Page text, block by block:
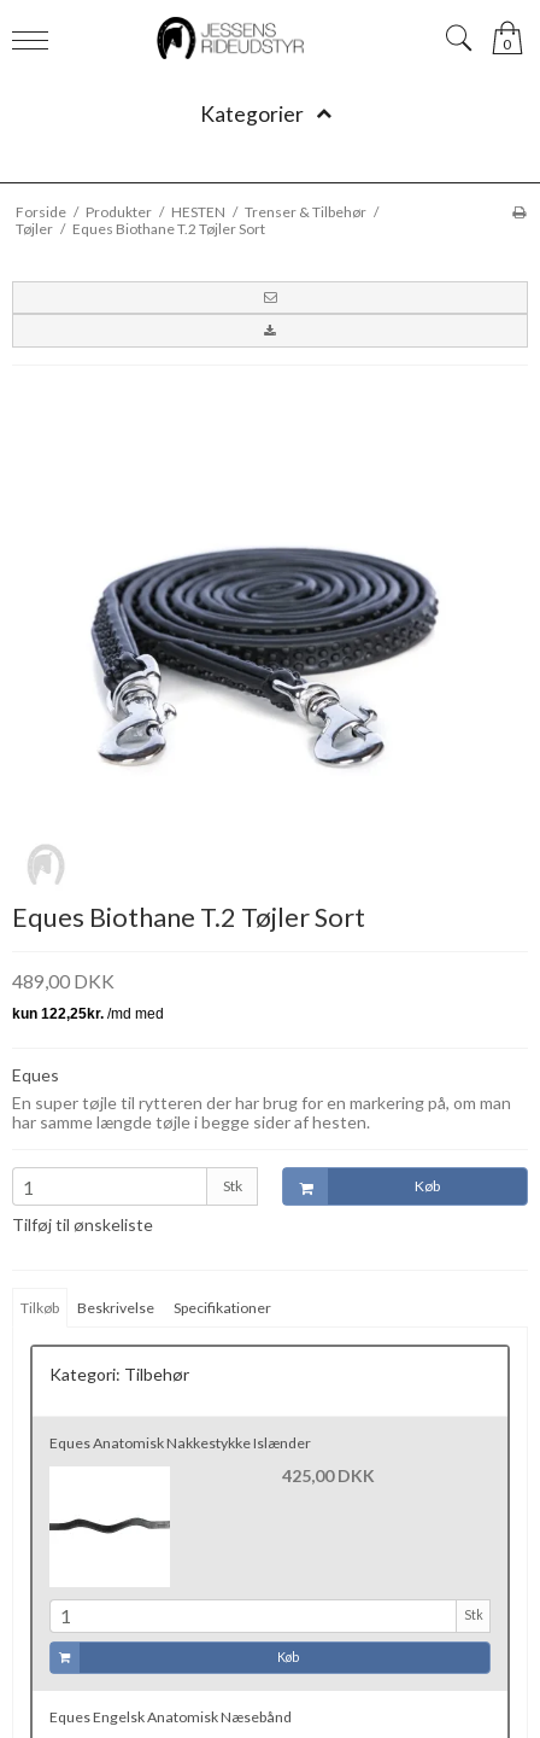
0
Kategorier
Forside / Produkter / HESTEN / Trenser & Tilbehør /
Tøjler / Eques Biothane T.2 Tøjler Sort
Eques Biothane T.2 Tøjler Sort
489,00 DKK
Eques
En super tøjle til rytteren der har brug for en markering på, om man
har samme længde tøjle i begge sider af hesten.
Stk Køb
Tilføj til ønskeliste
Tilkøb Beskrivelse Specifikationer
Kategori: Tilbehør
Eques Anatomisk Nakkestykke Islænder
425,00 DKK
Stk
Køb
Eques Engelsk Anatomisk Næsebånd